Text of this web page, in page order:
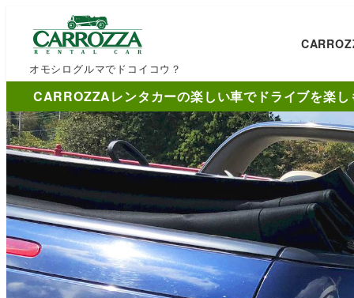
オモシログルマでドコイコウ？
CARROZZAレンタカーの楽しい車でドライブを楽し